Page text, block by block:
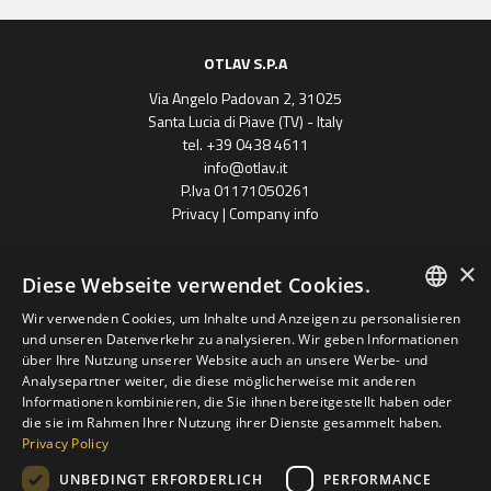
OTLAV S.P.A
Via Angelo Padovan 2, 31025
Santa Lucia di Piave (TV) - Italy
tel. +39 0438 4611
info@otlav.it
P.Iva 01171050261
Privacy|Company info
Progetto finanziato
con il POR FESR 2014 - 2020
Regione Veneto
Otlav Gruppe S.P.A
ENGLISH
SPANISH
FRENCH
POLISH
×
Diese Webseite verwendet Cookies.
Wir verwenden Cookies, um Inhalte und Anzeigen zu personalisieren
und unseren Datenverkehr zu analysieren. Wir geben Informationen
über Ihre Nutzung unserer Website auch an unsere Werbe- und
Analysepartner weiter, die diese möglicherweise mit anderen
Informationen kombinieren, die Sie ihnen bereitgestellt haben oder
die sie im Rahmen Ihrer Nutzung ihrer Dienste gesammelt haben.
Privacy Policy
UNBEDINGT ERFORDERLICH
PERFORMANCE